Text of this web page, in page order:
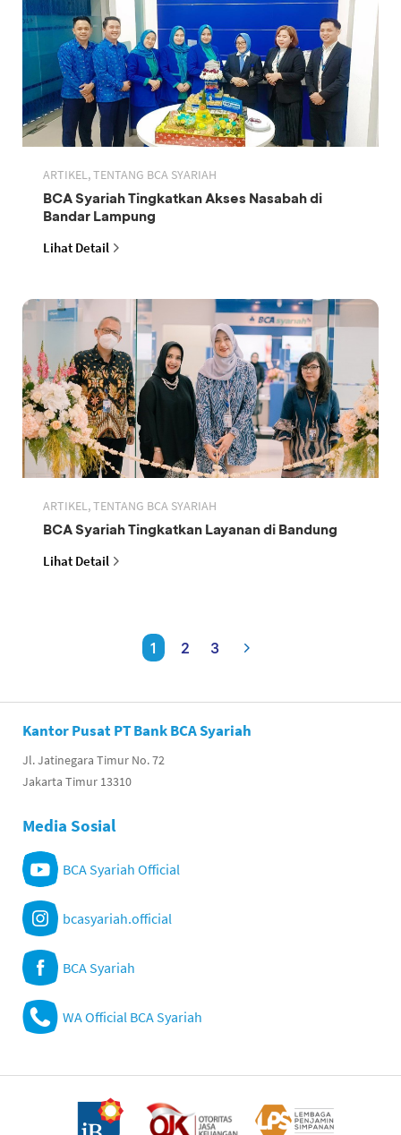
ARTIKEL, TENTANG BCA SYARIAH
BCA Syariah Tingkatkan Akses Nasabah di
Bandar Lampung
Lihat Detail
ARTIKEL, TENTANG BCA SYARIAH
BCA Syariah Tingkatkan Layanan di Bandung
Lihat Detail
1 2 3
Kantor Pusat PT Bank BCA Syariah
Jl. Jatinegara Timur No. 72
Jakarta Timur 13310
Media Sosial
BCA Syariah Official
bcasyariah.official
BCA Syariah
WA Official BCA Syariah